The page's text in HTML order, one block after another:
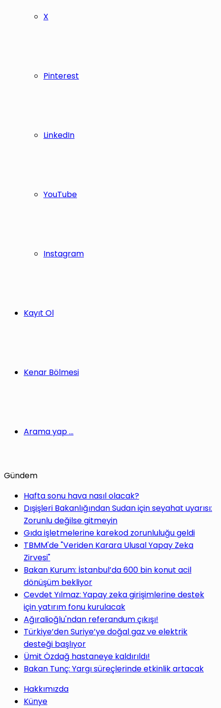
X
Pinterest
LinkedIn
YouTube
Instagram
Kayıt Ol
Kenar Bölmesi
Arama yap ...
Gündem
Hafta sonu hava nasıl olacak?
Dışişleri Bakanlığından Sudan için seyahat uyarısı:
Zorunlu değilse gitmeyin
Gıda işletmelerine karekod zorunluluğu geldi
TBMM'de "Veriden Karara Ulusal Yapay Zeka
Zirvesi"
Bakan Kurum: İstanbul’da 600 bin konut acil
dönüşüm bekliyor
Cevdet Yılmaz: Yapay zeka girişimlerine destek
için yatırım fonu kurulacak
Ağıralioğlu'ndan referandum çıkışı!
Türkiye’den Suriye’ye doğal gaz ve elektrik
desteği başlıyor
Ümit Özdağ hastaneye kaldırıldı!
Bakan Tunç: Yargı süreçlerinde etkinlik artacak
Hakkımızda
Künye